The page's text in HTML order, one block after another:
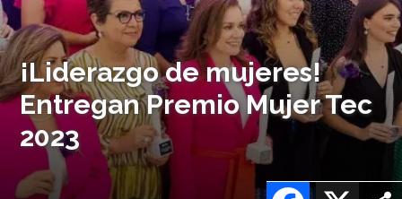
¡Liderazgo de mujeres!
Entregan Premio Mujer Tec
2023
X
Facebook